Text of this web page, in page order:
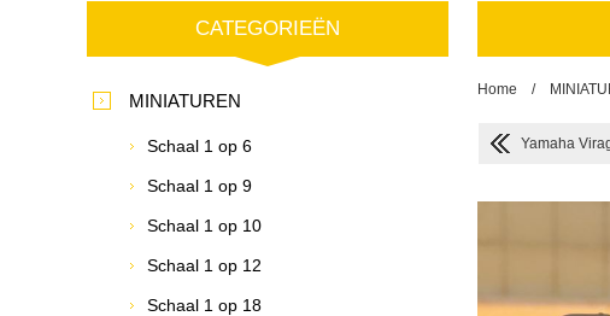
Home /
Yamaha
CATEGORIEËN
MINIATUREN
Schaal 1 op 6
Schaal 1 op 9
Schaal 1 op 10
Schaal 1 op 12
Schaal 1 op 18